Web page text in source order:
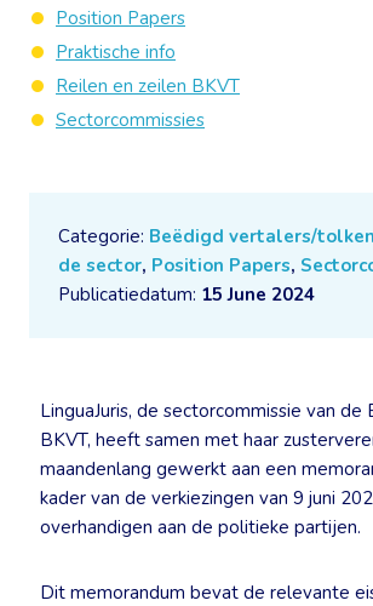
Categorie: Beëdigd vertalers/tolken
de sector, Position Papers,
Publicatiedatum: 15 June 2024
LinguaJuris, de sectorcommissie van de
BKVT, heeft samen met haar
maandenlang gewerkt aan een
kader van de verkiezingen van 9 juni
overhandigen aan de politieke partijen.
Dit memorandum bevat de relevante
Position Papers
Praktische info
Reilen en zeilen BKVT
Sectorcommissies